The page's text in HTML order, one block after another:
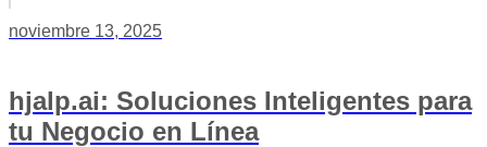
noviembre 13, 2025
hjalp.ai: Soluciones Inteligentes para
tu Negocio en Línea